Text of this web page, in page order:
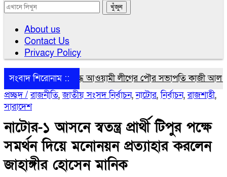
About us
Contact Us
Privacy Policy
সংবাদ শিরোনাম ::
পঞ্চগড়ে নিষিদ্ধ আওয়ামী লীগের পৌর সভাপতি কাজী আল তারিক
প্রচ্ছদ / রাজনীতি,জাতীয় সংসদ নির্বাচন,নাটোর,নির্বাচন,রাজশাহী,
সারাদেশ
নাটোর-১ আসনে স্বতন্ত্র প্রার্থী টিপুর পক্ষে
সমর্থন দিয়ে মনোনয়ন প্রত্যাহার করলেন
জাহাঙ্গীর হোসেন মানিক